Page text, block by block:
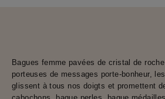
Bagues femme pavées de cristal de
porteuses de messages porte-bonheur,
glissent à tous nos doigts et promettent